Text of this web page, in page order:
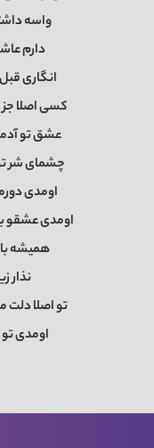
واسه
دارم
انگاری
کسی اصلا
عشق تو
چشمای شر
اومدی
اومدی عشقو
همیشه
نذار
تو اصلا
اومدی